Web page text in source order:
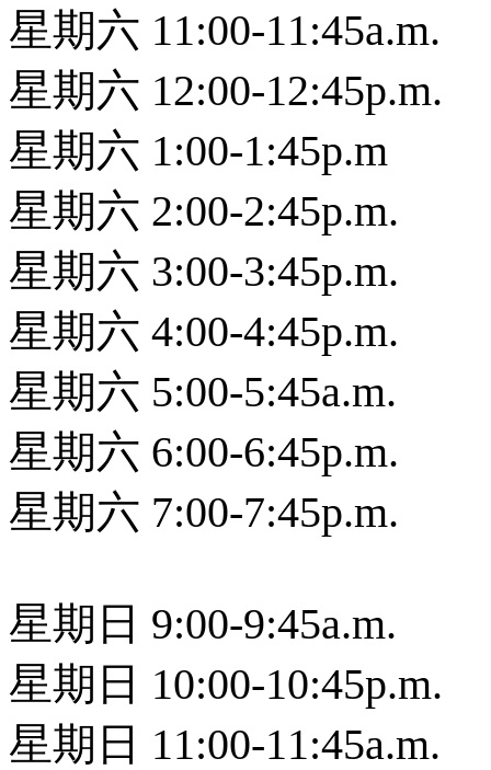
星期六 11:00-11:45a.m.
星期六 12:00-12:45p.m.
星期六 1:00-1:45p.m
星期六 2:00-2:45p.m.
星期六 3:00-3:45p.m.
星期六 4:00-4:45p.m.
星期六 5:00-5:45a.m.
星期六 6:00-6:45p.m.
星期六 7:00-7:45p.m.
星期日 9:00-9:45a.m.
星期日 10:00-10:45p.m.
星期日 11:00-11:45a.m.